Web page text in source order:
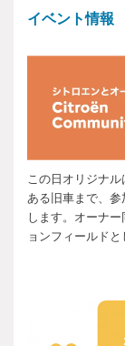
イベント情報
この日オリジナ
ある旧車まで、
します。オーナ
ョンフィールドと